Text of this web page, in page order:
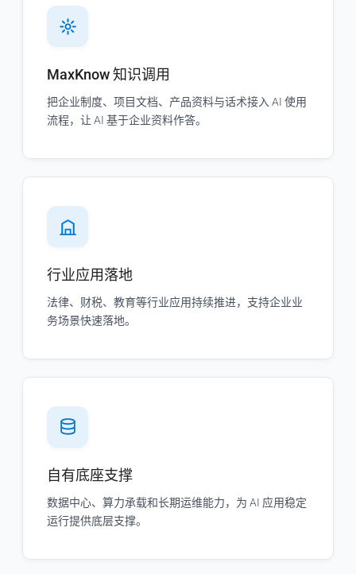
MaxKnow 知识调用
把企业制度、项目文档、产品资料与话术接入 AI 使用
流程，让 AI 基于企业资料作答。
行业应用落地
法律、财税、教育等行业应用持续推进，支持企业业
务场景快速落地。
自有底座支撑
数据中心、算力承载和长期运维能力，为 AI 应用稳定
运行提供底层支撑。